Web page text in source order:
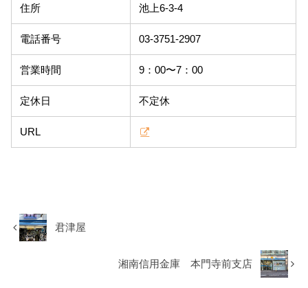
住所 池上6-3-4
電話番号 03-3751-2907
営業時間 9：00〜7：00
定休日 不定休
URL
君津屋
湘南信用金庫 本門寺前支店